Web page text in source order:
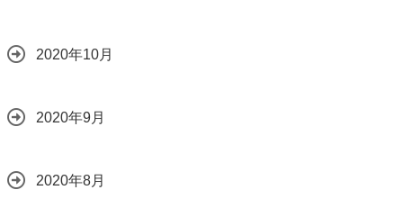
2020年10月
2020年9月
2020年8月